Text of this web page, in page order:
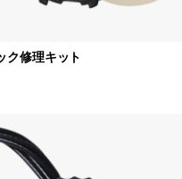
ク修理キット